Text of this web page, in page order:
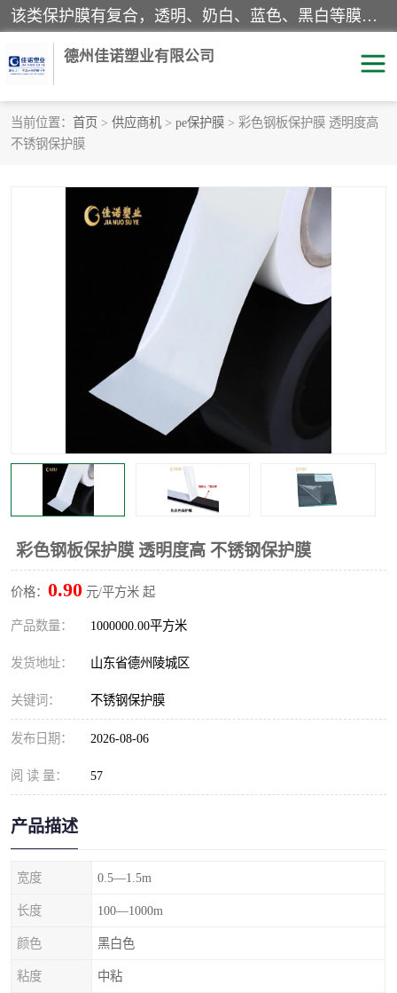
该类保护膜有复合，透明、奶白、蓝色、黑白等膜型。特高粘，高粘，中高粘，中粘，中低粘，低粘等。对于不同的粘力要求有相应的产品相适配。无胶渍残留污染。在较宽的收卷幅度下平整无皱纹，收卷长度大，利于机械化及自动化施工粘贴。为您的产品提供的表面保护解决方案。 产品广泛适用于：铝材、不锈钢、金属、塑料、电子、家电、家具、玻璃、化工材料、装饰材料等。
德州佳诺塑业有限公司
当前位置： 首页 > 供应商机 > pe保护膜 > 彩色钢板保护膜 透明度高
不锈钢保护膜
彩色钢板保护膜 透明度高 不锈钢保护膜
价格： 0.90 元/平方米 起
产品数量： 1000000.00平方米
发货地址： 山东省德州陵城区
关键词： 不锈钢保护膜
发布日期： 2026-08-06
阅 读 量： 57
产品描述
宽度 0.5—1.5m
长度 100—1000m
颜色 黑白色
粘度 中粘
pe保护膜
透明保护膜
乳白保护膜
纯黑保护膜
彩钢板保护膜
不绣钢板保护膜
窗缝阻风胶带 铝板保护膜
不锈钢板保护膜 一次性隔离膜